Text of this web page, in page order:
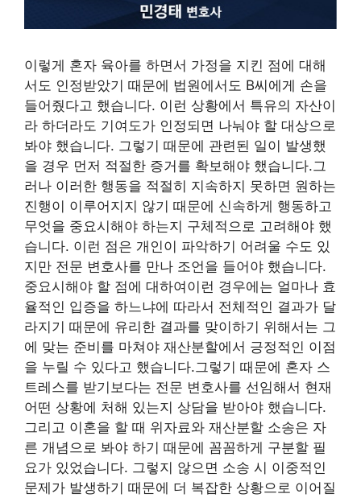
이렇게 혼자 육아를 하면서 가정을 지킨 점에 대해
서도 인정받았기 때문에 법원에서도 B씨에게 손을
들어줬다고 했습니다. 이런 상황에서 특유의 자산이
라 하더라도 기여도가 인정되면 나눠야 할 대상으로
봐야 했습니다. 그렇기 때문에 관련된 일이 발생했
을 경우 먼저 적절한 증거를 확보해야 했습니다.그
러나 이러한 행동을 적절히 지속하지 못하면 원하는
진행이 이루어지지 않기 때문에 신속하게 행동하고
무엇을 중요시해야 하는지 구체적으로 고려해야 했
습니다. 이런 점은 개인이 파악하기 어려울 수도 있
지만 전문 변호사를 만나 조언을 들어야 했습니다.
중요시해야 할 점에 대하여이런 경우에는 얼마나 효
율적인 입증을 하느냐에 따라서 전체적인 결과가 달
라지기 때문에 유리한 결과를 맞이하기 위해서는 그
에 맞는 준비를 마쳐야 재산분할에서 긍정적인 이점
을 누릴 수 있다고 했습니다.그렇기 때문에 혼자 스
트레스를 받기보다는 전문 변호사를 선임해서 현재
어떤 상황에 처해 있는지 상담을 받아야 했습니다.
그리고 이혼을 할 때 위자료와 재산분할 소송은 자
른 개념으로 봐야 하기 때문에 꼼꼼하게 구분할 필
요가 있었습니다. 그렇지 않으면 소송 시 이중적인
문제가 발생하기 때문에 더 복잡한 상황으로 이어질